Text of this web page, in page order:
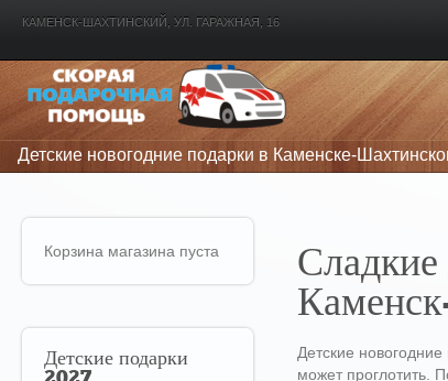
КАМЕНСК-ШАХТИНСКИЙ, УЛ. ГАРАЖНАЯ, 16
Детские новогодние подарки в Каменске-
Сладкие
Детские
может проглотить.
Корзина магазина пуста
Детские подарки